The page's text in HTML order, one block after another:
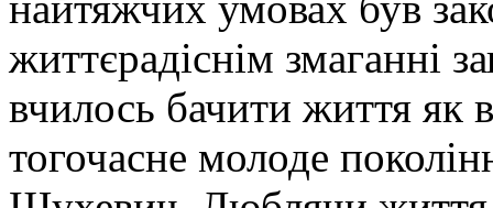
життєрадіснім змаганні
вчилось бачити життя як
тогочасне молоде